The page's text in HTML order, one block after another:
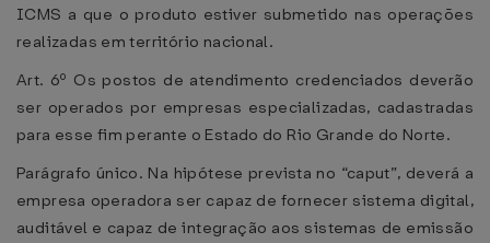
ICMS a que o produto estiver submetido nas operações
realizadas em território nacional.
Art. 6º Os postos de atendimento credenciados deverão
ser operados por empresas especializadas, cadastradas
para esse fim perante o Estado do Rio Grande do Norte.
Parágrafo único. Na hipótese prevista no “caput”, deverá a
empresa operadora ser capaz de fornecer sistema digital,
auditável e capaz de integração aos sistemas de emissão